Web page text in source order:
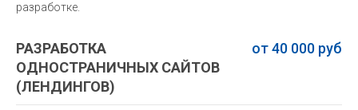
разработке.
РАЗРАБОТКА
ОДНОСТРАНИЧНЫХ САЙТОВ
(ЛЕНДИНГОВ)
от 40 000 руб